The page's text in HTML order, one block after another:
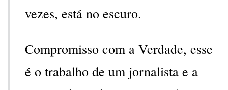
vezes, está no escuro.
Compromisso com a Verdade, esse
é o trabalho de um jornalista e a